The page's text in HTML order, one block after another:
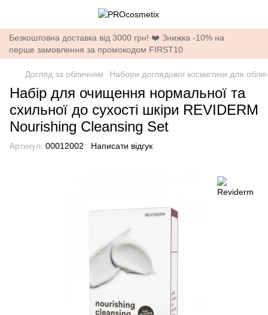
Безкоштовна доставка від 3000 грн! ❤️ Знижка -10% на
перше замовлення за промокодом FIRST10
Догляд за обличчям Набори доглядової косметики для
Набір для очищення нормальної та
схильної до сухості шкіри REVIDERM
Nourishing Cleansing Set
Артикул: 00012002 Написати відгук